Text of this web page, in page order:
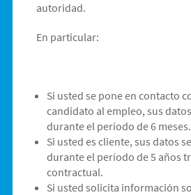
autoridad.
En particular:
Si usted se pone en contacto
candidato al empleo, sus
durante el período de 6 meses.
Si usted es cliente, sus datos
durante el período de 5 años
contractual.
Si usted solicita información